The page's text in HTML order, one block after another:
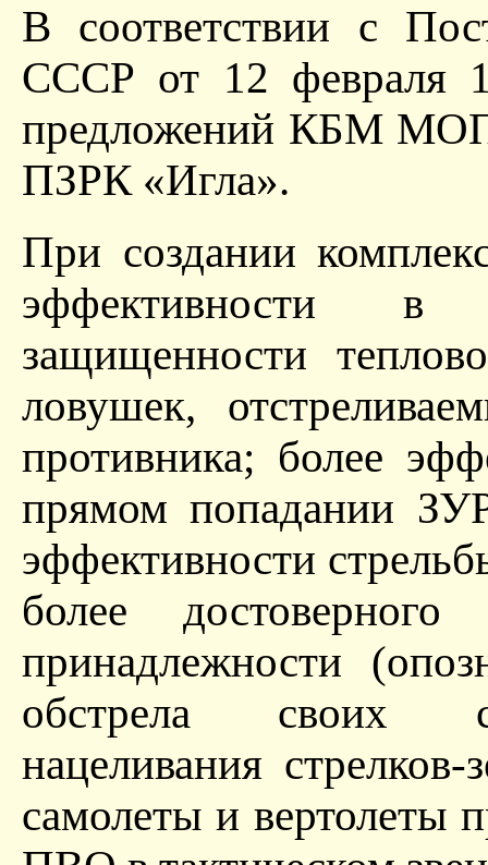
В соответствии с
СССР от 12 февраля
предложений КБМ МОП
ПЗРК «Игла».
При создании
эффективности в
защищенности
ловушек,
противника; более
прямом попадании
эффективности
более достоверного
принадлежности
обстрела своих
нацеливания
самолеты и вертолеты